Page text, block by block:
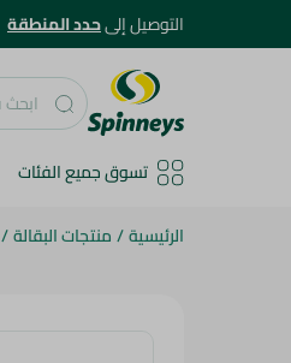
التوصيل إلىحدد المنطقة
تسوق جميع الفئات
الرئيسية/منتجات البقالة/